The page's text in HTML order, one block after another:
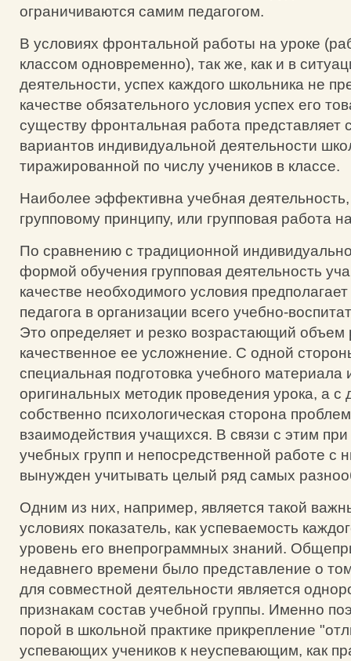
ограничиваются самим педагогом.
В условиях фронтальной работы на уроке
классом одновременно), так же, как и в
деятельности, успех каждого школьника не
качестве обязательного условия успех его
существу фронтальная работа представляет
вариантов индивидуальной деятельности
тиражированной по числу учеников в классе.
Наиболее эффективна учебная
групповому принципу, или групповая работа
По сравнению с традиционной
формой обучения групповая деятельность
качестве необходимого условия
педагога в организации всего учебно-
Это определяет и резко возрастающий объем
качественное ее усложнение. С одной
специальная подготовка учебного материала
оригинальных методик проведения урока, а с
собственно психологическая сторона
взаимодействия учащихся. В связи с этим
учебных групп и непосредственной работе с
вынужден учитывать целый ряд самых
Одним из них, например, является такой
условиях показатель, как успеваемость
уровень его внепрограммных знаний.
недавнего времени было представление о
для совместной деятельности является
признакам состав учебной группы. Именно
порой в школьной практике прикрепление
успевающих учеников к неуспевающим, как